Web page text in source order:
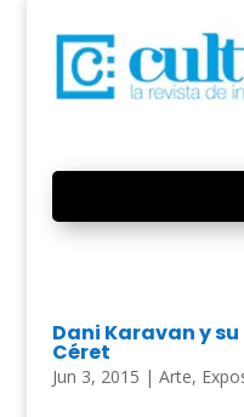
Dani Karavan y
Céret
Jun 3, 2015 | Arte,